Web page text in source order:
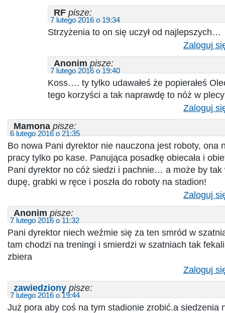
RF pisze:
7 lutego 2016 o 19:34
Strzyżenia to on się uczył od najlepszych…
Zaloguj
Anonim pisze:
7 lutego 2016 o 19:40
Koss…. ty tylko udawałeś że popierałeś
tego korzyści a tak naprawdę to nóż w plecy
Zaloguj
Mamona pisze:
6 lutego 2016 o 21:35
Bo nowa Pani dyrektor nie nauczona jest roboty, ona
pracy tylko po kase. Panująca posadkę obiecała i
Pani dyrektor no cóż siedzi i pachnie… a może by tak
dupę, grabki w ręce i poszła do roboty na stadion!
Zaloguj
Anonim pisze:
7 lutego 2016 o 11:32
Pani dyrektor niech weźmie się za ten smród w
tam chodzi na treningi i smierdzi w szatniach tak
zbiera
Zaloguj
zawiedziony pisze:
7 lutego 2016 o 19:44
Już pora aby coś na tym stadionie zrobić.a siedzenia